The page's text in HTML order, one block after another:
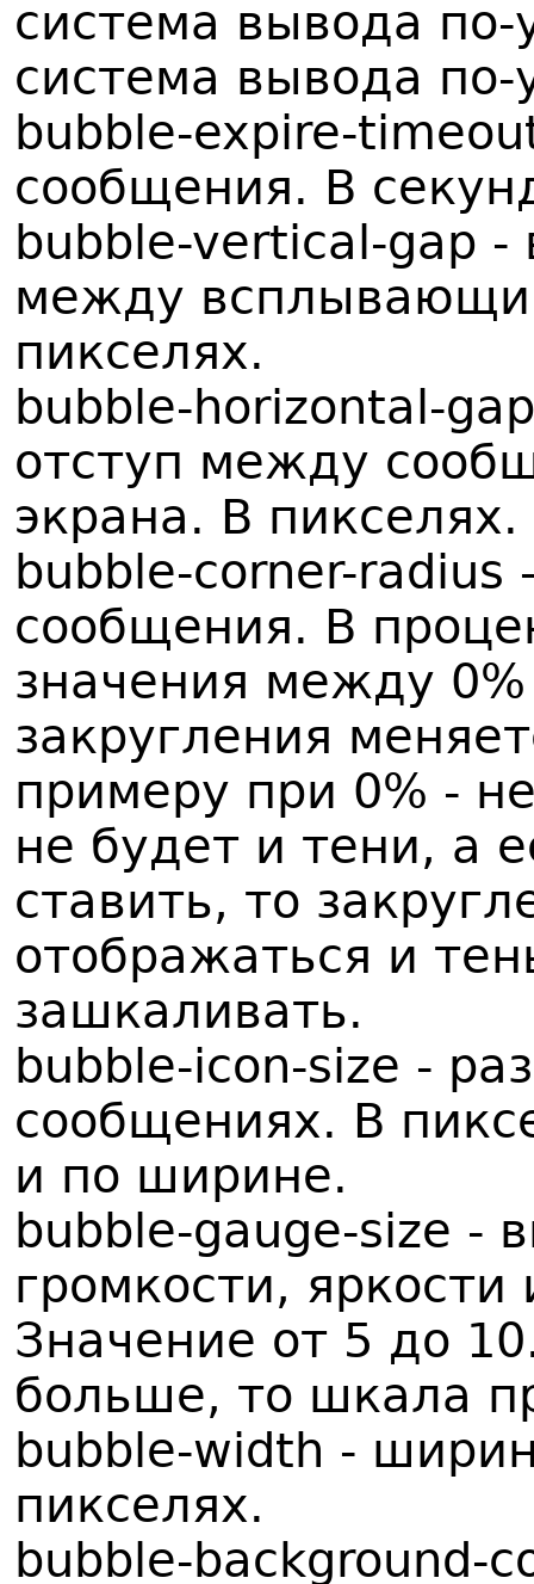
система вывода
система вывода
bubble-expire-
сообщения. В
bubble-vertical-gap -
между
пикселях.
bubble-horizontal-
отступ между
экрана. В пикселях.
bubble-corner-radius
сообщения. В
значения между
закругления
примеру при 0% -
не будет и тени, а
ставить, то
отображаться и
зашкаливать.
bubble-icon-size -
сообщениях. В
и по ширине.
bubble-gauge-size -
громкости,
Значение от 5 до
больше, то шкала
bubble-width -
пикселях.
bubble-background-